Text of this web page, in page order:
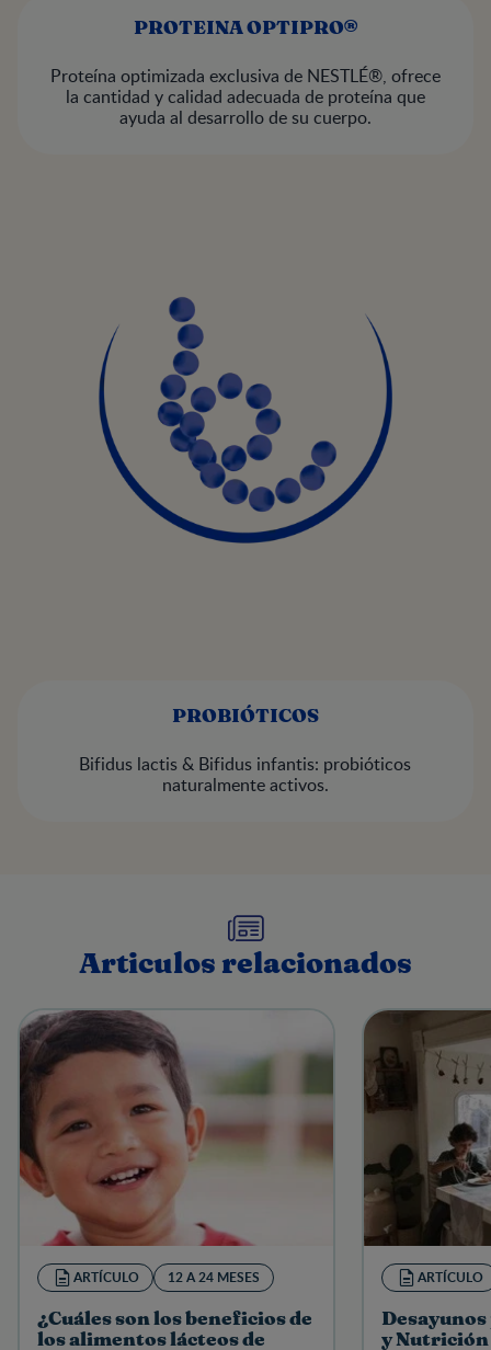
PROTEINA OPTIPRO®
Proteína optimizada exclusiva de NESTLÉ®, ofrece
la cantidad y calidad adecuada de proteína que
ayuda al desarrollo de su cuerpo.
PROBIÓTICOS
Bifidus lactis & Bifidus infantis: probióticos
naturalmente activos.
Articulos relacionados
ARTÍCULO 12 A 24 MESES
¿Cuáles son los beneficios de
los alimentos lácteos de
ARTÍCULO
y Nutrición